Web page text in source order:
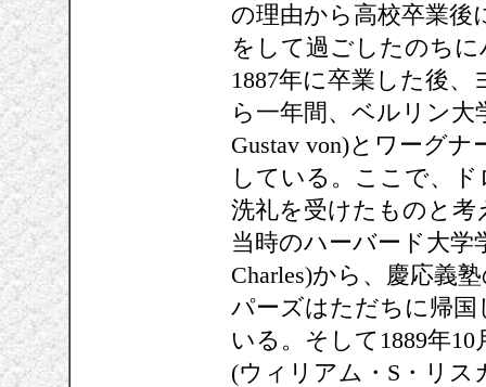
の理由から高校卒業後
をして過ごしたのち
1887年に卒業した後
ら一年間、ベルリン大
Gustav von)とワーグナ
している。ここで、
洗礼を受けたものと
当時のハーバード大学
Charles)から、慶応義
パーズはただちに帰国
いる。そして1889年
(ウィリアム・S・リス